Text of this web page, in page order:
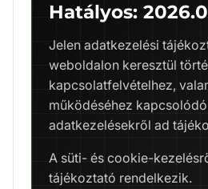
Hatályos:
Jelen adatkezelési
weboldalon keresztül
kapcsolatfelvételhez,
működéséhez
adatkezelésekről ad
A süti- és cookie-
tájékoztató rendelkezik.